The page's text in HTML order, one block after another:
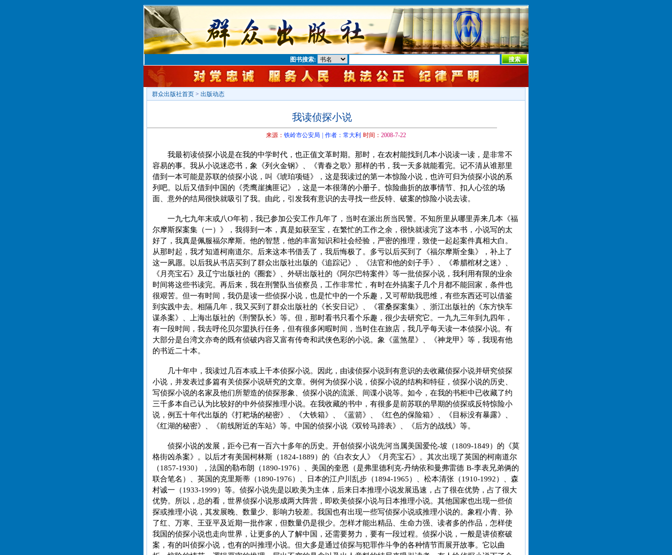
图书搜索:
群众出版社首页 > 出版动态
我读侦探小说
来源： 铁岭市公安局 | 作者：常大利 时间： 2008-7-22
我最初读侦探小说是在我的中学时代，也正值文革时期。那时，在农村能找到几本小说读一读，是非常不
容易的事。我从小说迷恋书，象《列火金钢》、《青春之歌》那样的书，我一天多就能看完。记不清从谁那里
借到一本可能是苏联的侦探小说，叫《琥珀项链》，这是我读过的第一本惊险小说，也许可归为侦探小说的系
列吧。以后又借到中国的《秃鹰崖擒匪记》，这是一本很薄的小册子。惊险曲折的故事情节、扣人心弦的场
面、意外的结局很快就吸引了我。由此，引发我有意识的去寻找一些反特、破案的惊险小说去读。
一九七九年末或八O年初，我已参加公安工作几年了，当时在派出所当民警。不知所里从哪里弄来几本《福
尔摩斯探案集（一）》，我得到一本，真是如获至宝，在繁忙的工作之余，很快就读完了这本书，小说写的太
好了，我真是佩服福尔摩斯。他的智慧，他的丰富知识和社会经验，严密的推理，致使一起起案件真相大白。
从那时起，我才知道柯南道尔。后来这本书借丢了，我后悔极了。多亏以后买到了《福尔摩斯全集》，补上了
这一夙愿。以后我从书店买到了群众出版社出版的《追踪记》、《法官和他的刽子手》、《希腊棺材之迷》、
《月亮宝石》及辽宁出版社的《圈套》、外研出版社的《阿尔巴特案件》等一批侦探小说，我利用有限的业余
时间将这些书读完。再后来，我在刑警队当侦察员，工作非常忙，有时在外搞案子几个月都不能回家，条件也
很艰苦。但一有时间，我仍是读一些侦探小说，也是忙中的一个乐趣，又可帮助我思维，有些东西还可以借鉴
到实践中去。相隔几年，我又买到了群众出版社的《长安日记》、《霍桑探案集》、浙江出版社的《东方快车
谋杀案》、上海出版社的《刑警队长》等。但，那时看书只看个乐趣，很少去研究它。一九九三年到九四年，
有一段时间，我去呼伦贝尔盟执行任务，但有很多闲暇时间，当时住在旅店，我几乎每天读一本侦探小说。有
大部分是台湾文亦奇的既有侦破内容又富有传奇和武侠色彩的小说。象《蓝煞星》、《神龙甲》等，我现有他
的书近二十本。
几十年中，我读过几百本或上千本侦探小说。因此，由读侦探小说到有意识的去收藏侦探小说并研究侦探
小说，并发表过多篇有关侦探小说研究的文章。例何为侦探小说，侦探小说的结构和特征，侦探小说的历史、
写侦探小说的名家及他们所塑造的侦探形象、侦探小说的流派、间谍小说等。如今，在我的书柜中已收藏了约
三千多本自己认为比较好的中外侦探推理小说。在我收藏的书中，有很多是前苏联的早期的侦探或反特惊险小
说，例五十年代出版的《打耙场的秘密》、《大铁箱》、《蓝箭》、《红色的保险箱》、《目标没有暴露》、
《红湖的秘密》、《前线附近的车站》等。中国的侦探小说《双铃马蹄表》、《后方的战线》等。
侦探小说的发展，距今已有一百六十多年的历史。开创侦探小说先河当属美国爱伦-坡（1809-1849）的《莫
格街凶杀案》。以后才有美国柯林斯（1824-1889）的《白衣女人》《月亮宝石》。其次出现了英国的柯南道尔
（1857-1930），法国的勒布朗（1890-1976）、美国的奎恩（是弗里德利克-丹纳依和曼弗雷德 B-李表兄弟俩的
联合笔名）、英国的克里斯蒂（1890-1976）、日本的江户川乱步（1894-1965）、松本清张（1910-1992）、森
村诚一（1933-1999）等。侦探小说先是以欧美为主体，后来日本推理小说发展迅速，占了很在优势，占了很大
优势。所以，总的看，世界侦探小说形成两大阵营，即欧美侦探小说与日本推理小说。其他国家也出现一些侦
探或推理小说，其发展晚、数量少、影响力较差。我国也有出现一些写侦探小说或推理小说的。象程小青、孙
了红、万寒、王亚平及近期一批作家，但数量仍是很少。怎样才能出精品、生命力强、读者多的作品，怎样使
我国的侦探小说也走向世界，让更多的人了解中国，还需要努力，要有一段过程。侦探小说，一般是讲侦察破
案，有的叫侦探小说，也有的叫推理小说。但大多是通过侦探与犯罪作斗争的各种情节而展开故事。它以曲